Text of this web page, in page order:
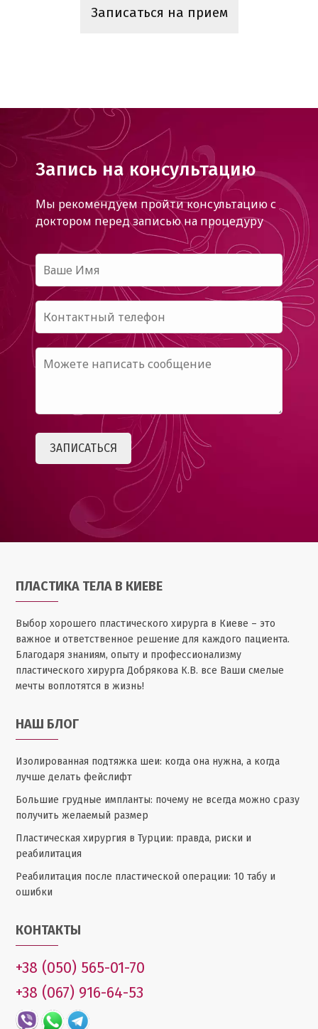
Записаться на прием
Запись на консультацию
Мы рекомендуем пройти консультацию с
доктором перед записью на процедуру
ПЛАСТИКА ТЕЛА В КИЕВЕ
Выбор хорошего пластического хирурга в Киеве – это
важное и ответственное решение для каждого пациента.
Благодаря знаниям, опыту и профессионализму
пластического хирурга Добрякова К.В. все Ваши смелые
мечты воплотятся в жизнь!
НАШ БЛОГ
Изолированная подтяжка шеи: когда она нужна, а когда
лучше делать фейслифт
Большие грудные импланты: почему не всегда можно сразу
получить желаемый размер
Пластическая хирургия в Турции: правда, риски и
реабилитация
Реабилитация после пластической операции: 10 табу и
ошибки
КОНТАКТЫ
+38 (050) 565-01-70
+38 (067) 916-64-53